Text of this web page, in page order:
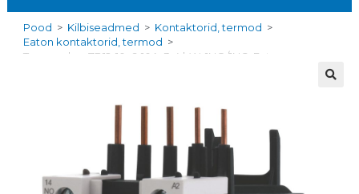
Pood > Kilbiseadmed > Kontaktorid, termod >
Eaton kontaktorid, termod >
Termorelee ZB12-10, 6-10A, 3-4 kW, 1NO/1NC, Eaton